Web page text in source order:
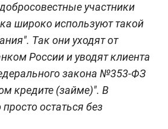
участники
широко используют такой
Так они уходят от
России и уводят клиента
закона №353-ФЗ
кредите (займе)". В
остаться без